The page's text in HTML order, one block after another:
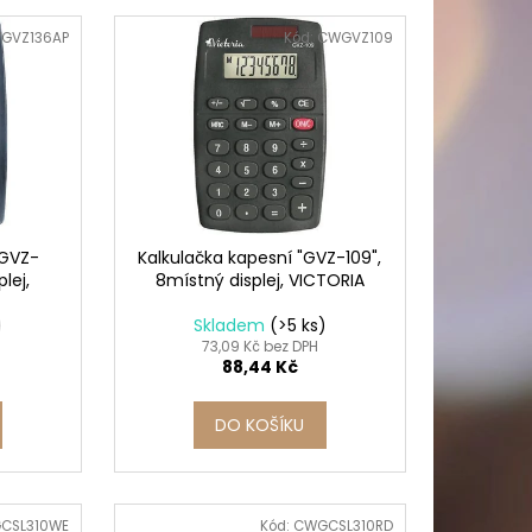
Kalkulačka kapesní "GVZ-109",
8místný displej, VICTORIA
Skladem (>5 ks)
73,09 Kč bez DPH
88,44 Kč
DO KOŠÍKU
Kód: CWGVZ109
Kód: CWGCSL310RD